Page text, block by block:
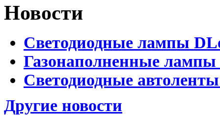
Новости
Светодиодные лампы
Газонаполненные
Светодиодные
Другие новости